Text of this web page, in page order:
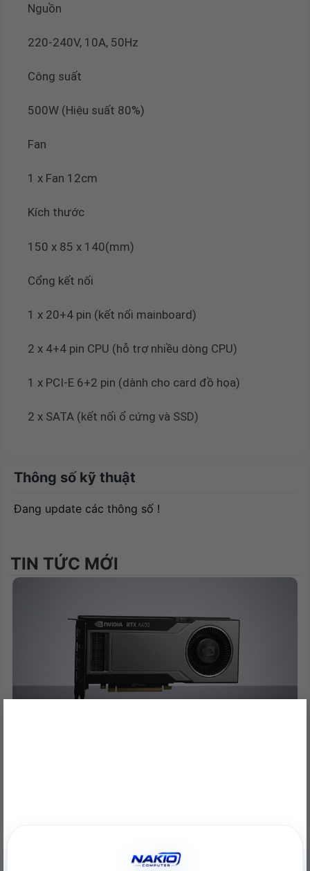
Nguồn
220-240V, 10A, 50Hz
Công suất
500W (Hiệu suất 80%)
Fan
1 x Fan 12cm
Kích thước
150 x 85 x 140(mm)
Cổng kết nối
1 x 20+4 pin (kết nối mainboard)
2 x 4+4 pin CPU (hỗ trợ nhiều dòng CPU)
1 x PCI-E 6+2 pin (dành cho card đồ họa)
2 x SATA (kết nối ổ cứng và SSD)
Thông số kỹ thuật
Đang update các thông số !
TIN TỨC MỚI